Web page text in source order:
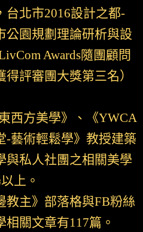
台北市2016設計之都-
公園規劃理論研析與設
Awards隨團顧問
得評審團大獎第三名）
西方美學》、《YWCA
-藝術輕鬆學》教授建築
與私人社團之相關美學
上。
主》部落格與FB粉絲
關文章有117篇。